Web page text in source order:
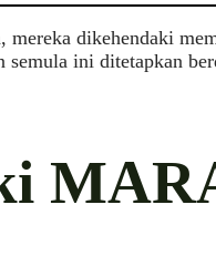
mereka dikehendaki
ini ditetapkan